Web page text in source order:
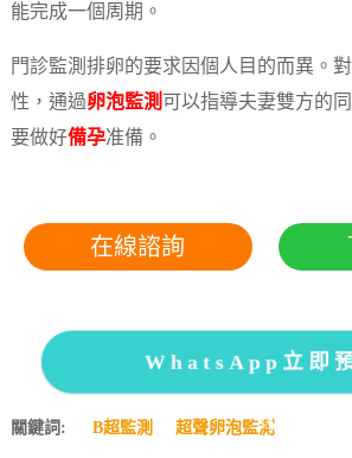
能完成一個周期。
門診監測排卵的要求因個人目的而異。
性，通過卵泡監測 可以指導夫妻雙方的
要做好備孕准備。
在線諮詢
WhatsApp立即
關鍵詞: B超監測 超聲卵泡監測